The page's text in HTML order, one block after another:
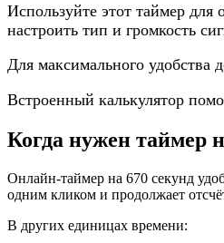
Используйте этот таймер
настроить тип и громкость
Для максимального
Встроенный калькулятор
Когда нужен таймер
Онлайн-таймер на 670 секунд
одним кликом и продолжает
В других единицах времени: